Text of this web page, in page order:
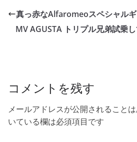
e
b
er et
真っ赤なAlfaromeoスペシャルギ
MV AGUSTA トリプル兄弟試乗
コメントを残す
メールアドレスが公開されることは
いている欄は必須項目です